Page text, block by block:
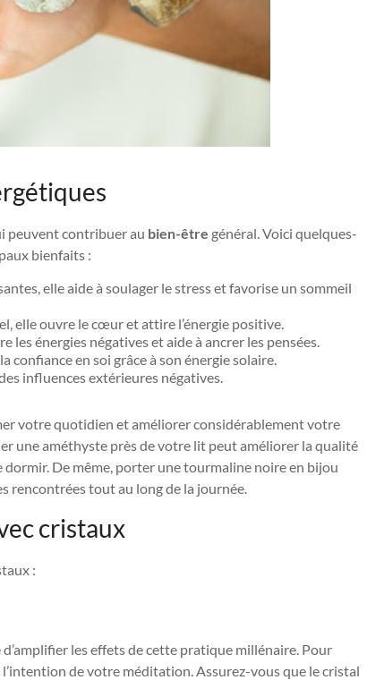
peuvent contribuer au bien-être général. Voici quelques-
bienfaits :
elle aide à soulager le stress et favorise un sommeil
elle ouvre le cœur et attire l’énergie positive.
les énergies négatives et aide à ancrer les pensées.
confiance en soi grâce à son énergie solaire.
influences extérieures négatives.
votre quotidien et améliorer considérablement votre
une améthyste près de votre lit peut améliorer la qualité
De même, porter une tourmaline noire en bijou
rencontrées tout au long de la journée.
cristaux
:
les effets de cette pratique millénaire. Pour
de votre méditation. Assurez-vous que le cristal